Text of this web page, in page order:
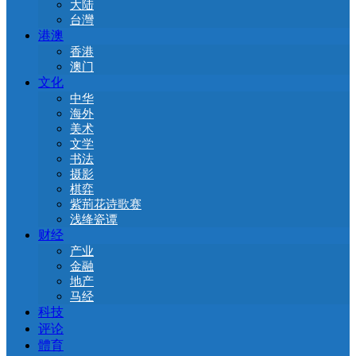
大陆
台灣
港澳
香港
澳门
文化
中华
海外
美术
文学
书法
摄影
棋弈
紫荊花诗歌赛
浅绛瓷谭
财经
产业
金融
地产
马经
科技
评论
體育